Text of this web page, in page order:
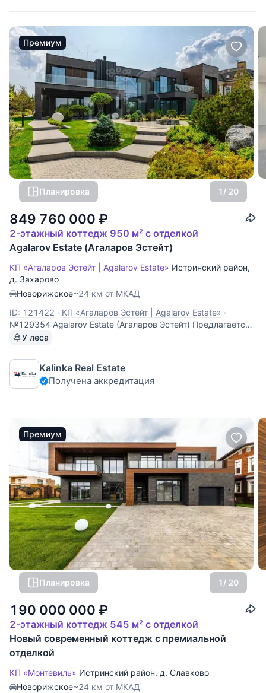
Премиум
Планировка 1/ 20
849 760 000 ₽
2-этажный коттедж 950 м² с отделкой
Agalarov Estate (Агаларов Эстейт)
КП «Агаларов Эстейт | Agalarov Estate» Истринский район,
д. Захарово
Новорижское~24 км от МКАД
ID: 121422 · КП «Агаларов Эстейт | Agalarov Estate» ·
№129354 Agalarov Estate (Агаларов Эстейт) Предлагается
новый двухуровневый дом 950 кв.м. на участке 33 сотки с
Непревзойденное качество внешней отделки с
использованием высококачественных материалов.
У леса
Kalinka Real Estate
Получена аккредитация
Премиум
Планировка 1/ 20
190 000 000 ₽
2-этажный коттедж 545 м² с отделкой
Новый современный коттедж с премиальной
отделкой
КП «Монтевиль» Истринский район, д. Славково
Новорижское~24 км от МКАД